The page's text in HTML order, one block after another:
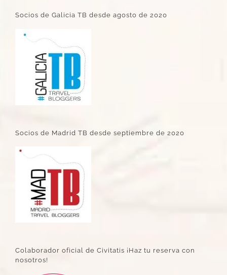
Socios de Galicia TB desde agosto de 2020
Socios de Madrid TB desde septiembre de 2020
Colaborador oficial de Civitatis ¡Haz tu reserva con
nosotros!